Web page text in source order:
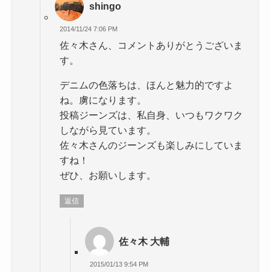
shingo
2014/11/24 7:06 PM
佐々木さん、コメントありがとうございま
す。
デニムの色落ちは、ほんと魅力的ですよ
ね。虜になります。
投稿ジーンズは、私自身、いつもワクワク
しながら見ています。
佐々木さんのジーンズも楽しみにしていま
すね！
ぜひ、お願いします。
返信
佐々木 大輔
2015/01/13 9:54 PM